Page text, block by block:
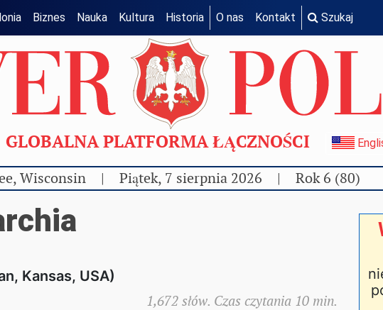
Biznes Nauka Kultura Historia O nas Kontakt Szukaj
GLOBALNA PLATFORMA ŁĄCZNOŚCI
Wisconsin | Piątek, 7 sierpnia 2026 | Rok 6 (80)
Kansas, USA)
1,672 słów. Czas czytania 10 min.